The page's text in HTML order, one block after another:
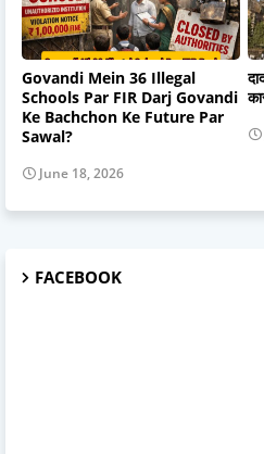
Govandi Mein 36 Illegal
Schools Par FIR Darj Govandi
Ke Bachchon Ke Future Par
Sawal?
June 18, 2026
FACEBOOK